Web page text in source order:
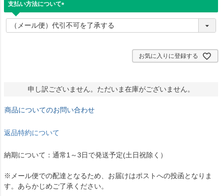
支払い方法について
必
須
お気に入りに登録する
申し訳ございません。ただいま在庫がございません。
商品についてのお問い合わせ
返品特約について
納期について：通常1～3日で発送予定(土日祝除く）
※メール便での配達となるため、お届けはポストへの投函となりま
す。あらかじめご了承ください。